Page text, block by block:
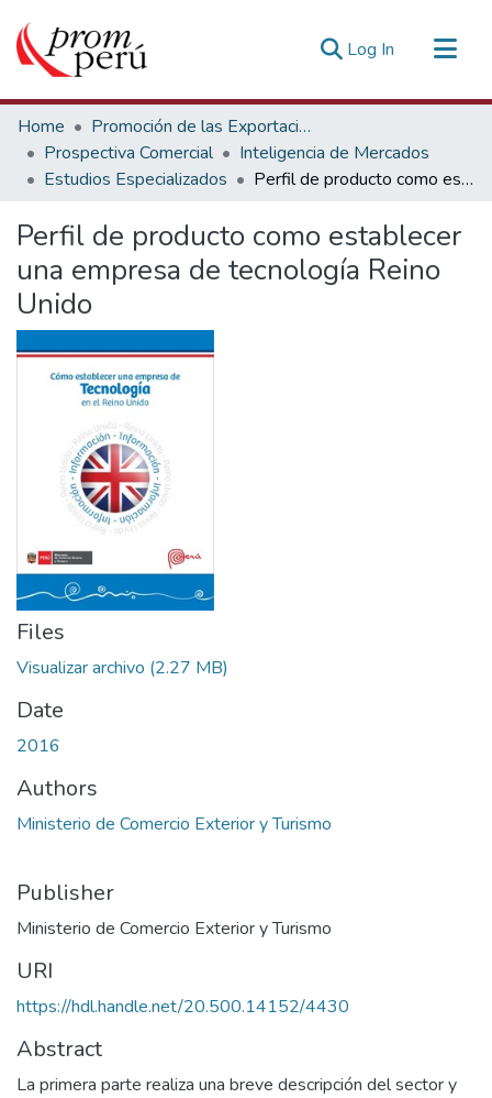
Log In (current)
Communities & Collections
All of DSpace
Statistics
Home
Promoción de las Exportaciones
Prospectiva Comercial
Inteligencia de Mercados
Estudios Especializados
Perfil de producto como establecer una empresa de tecnología Reino Unido
Perfil de producto como establecer
una empresa de tecnología Reino
Unido
Files
Visualizar archivo (2.27 MB)
Date
2016
Authors
Ministerio de Comercio Exterior y Turismo
Publisher
Ministerio de Comercio Exterior y Turismo
URI
https://hdl.handle.net/20.500.14152/4430
Abstract
La primera parte realiza una breve descripción del sector y